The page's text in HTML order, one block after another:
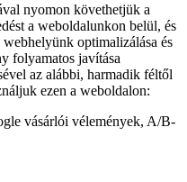
nyomon követhetjük a
a weboldalunkon belül, és
optimalizálása és
folyamatos javítása
az alábbi, harmadik féltől
ezen a weboldalon:
vásárlói vélemények, A/B-